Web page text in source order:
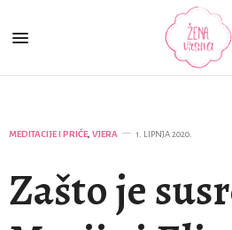
MEDITACIJE I PRIČE, VJERA 1. LIPNJA 2020.
Zašto je